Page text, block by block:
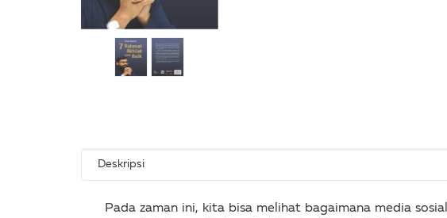
Deskripsi
Pada zaman ini, kita bisa melihat bagaimana media